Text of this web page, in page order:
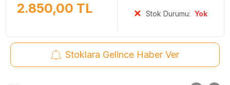
2.850,00 TL Stok Durumu:Yok
Stoklara Gelince Haber Ver